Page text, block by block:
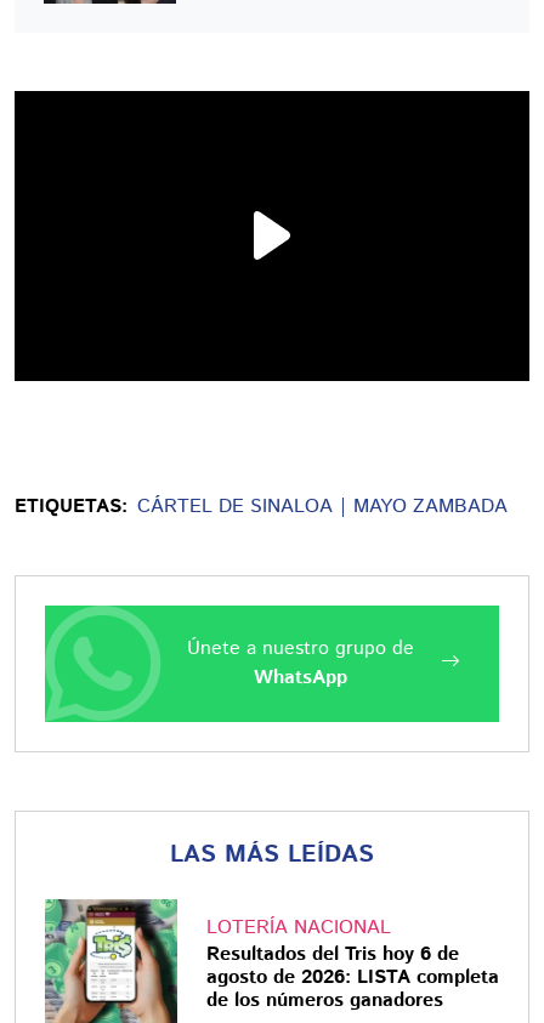
ETIQUETAS: CÁRTEL DE SINALOA MAYO ZAMBADA
Únete a nuestro grupo de
WhatsApp
LAS MÁS LEÍDAS
LOTERÍA NACIONAL
Resultados del Tris hoy 6 de
agosto de 2026: LISTA completa
de los números ganadores